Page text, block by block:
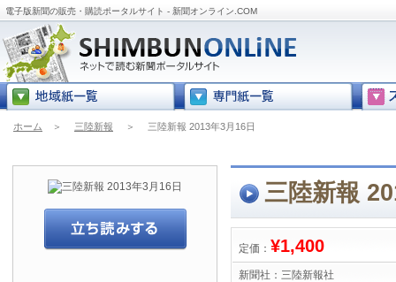
電子版新聞の販売・購読ポータルサイト - 新聞オンライン.COM
ホーム ＞ 三陸新報 ＞ 三陸新報 2013年3月16日
三陸新報
定価： ¥1,400
新聞社： 三陸新報社